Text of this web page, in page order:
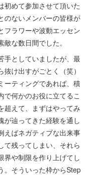
初めて参加させて頂いた
のないメンバーの皆様が
フラワーや波動エッセン
な数日間でした。
手としていましたが、最
け出すがごとく（笑）
ーティングであれば、積
で何かのお役に立てるこ
超えて、まずはやってみ
が辿ってきた経験を通し
えばネガティブな出来事
て残ってしまい、それら
界や制限を作り上げてし
。そういった枠からStep